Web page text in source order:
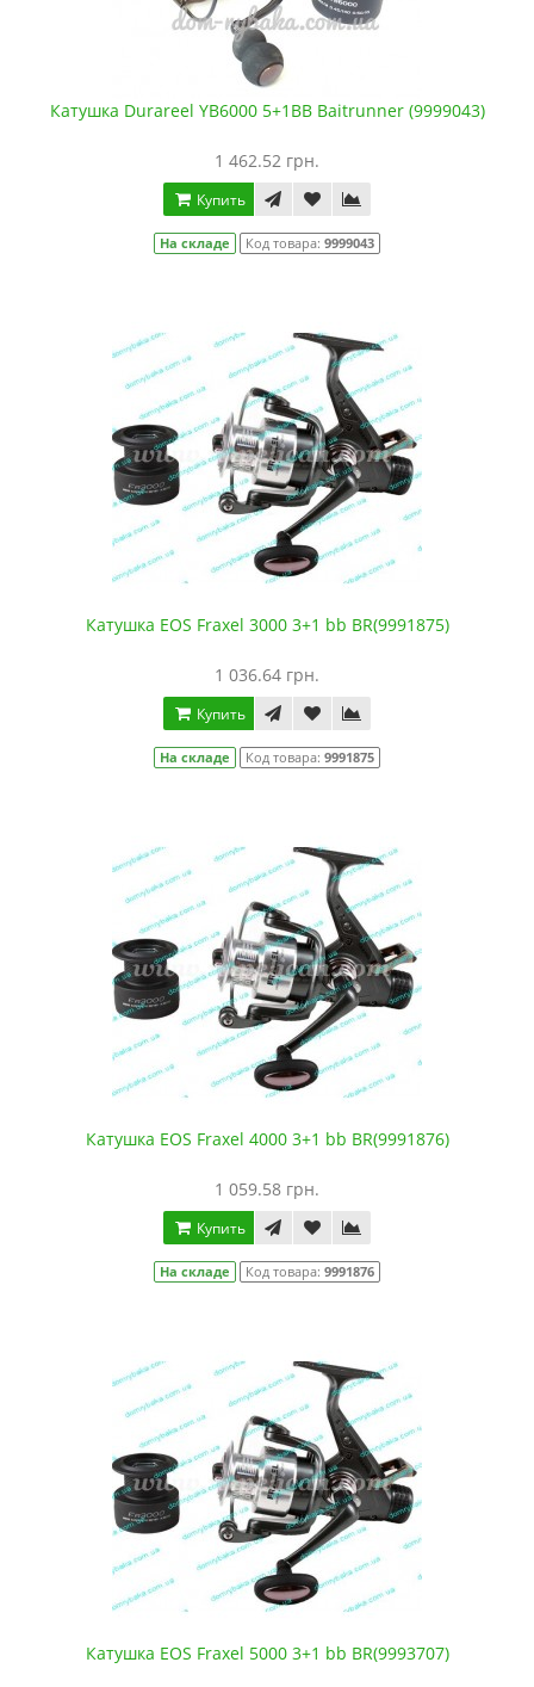
Катушка Durareel YB6000 5+1BB Baitrunner (9999043)
1 462.52 грн.
Купить
На складе Код товара: 9999043
Катушка EOS Fraxel 3000 3+1 bb BR(9991875)
1 036.64 грн.
Купить
На складе Код товара: 9991875
Катушка EOS Fraxel 4000 3+1 bb BR(9991876)
1 059.58 грн.
Купить
На складе Код товара: 9991876
Катушка EOS Fraxel 5000 3+1 bb BR(9993707)